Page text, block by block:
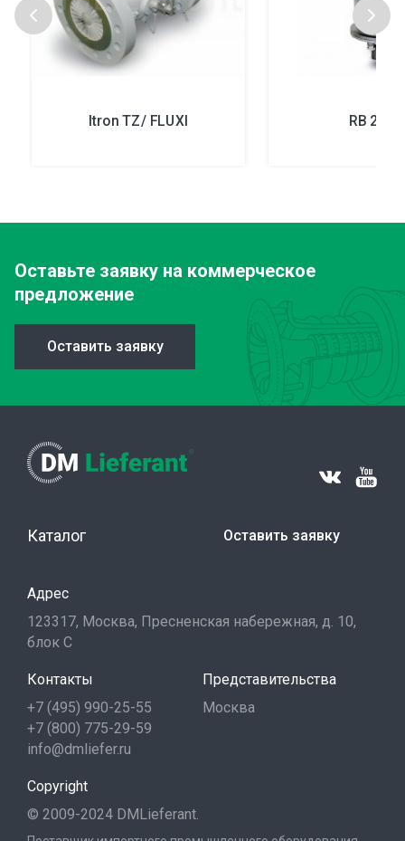
Itron TZ/ FLUXI RB 2000
Оставьте заявку на коммерческое
предложение
Оставить заявку
Каталог Оставить заявку
Адрес
123317, Москва, Пресненская набережная, д. 10,
блок С
Контакты
+7 (495) 990-25-55
+7 (800) 775-29-59
info@dmliefer.ru
Представительства
Москва
Copyright
© 2009-2024 DMLieferant.